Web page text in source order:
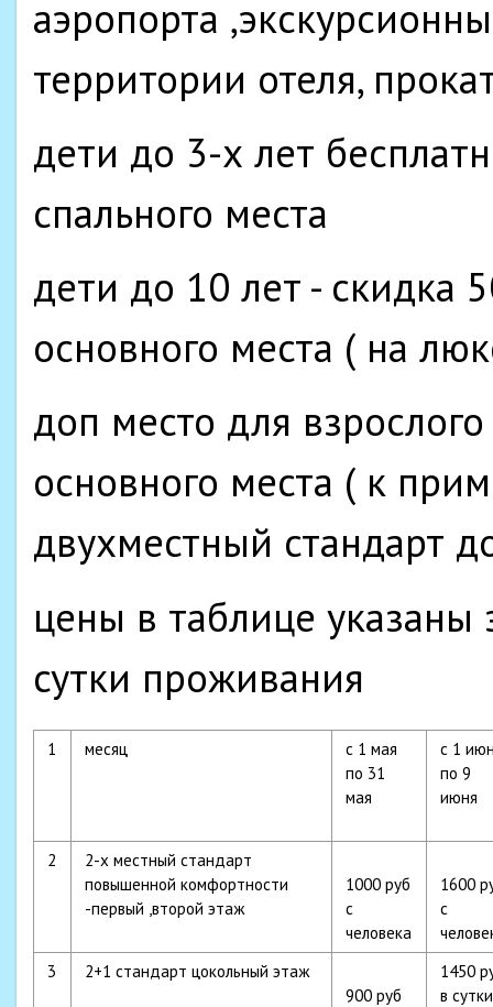
аэропорта
территории отеля,
дети до 3-х лет
спального места
дети до 10 лет - скидка
основного места ( на
доп место для
основного места ( к
двухместный стандарт
цены в таблице указаны
сутки проживания
1 месяц
с 1 мая
по 31
мая
с 1
по 9
июня
2
2-х местный стандарт
повышенной комфортности
-первый ,второй этаж
1000 руб
с
человека
1600
с
3
2+1 стандарт цокольный этаж
900 руб
1450
в